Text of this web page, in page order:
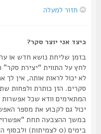
חזור למעלה
כיצד אני יוצר סקר?
בזמן שליחת נושא חדש או
לחץ על התווית “יצירת סקר”
לא יכול לראות אותה, אין לך את
סקרים. הזן כותרת ולפחות שתי
המתאימים וודא שכל אפשרות
יכול גם לקבוע את מספר
במשך ההצבעה תחת “אפשרויות
בימים (0 לצמיתות)